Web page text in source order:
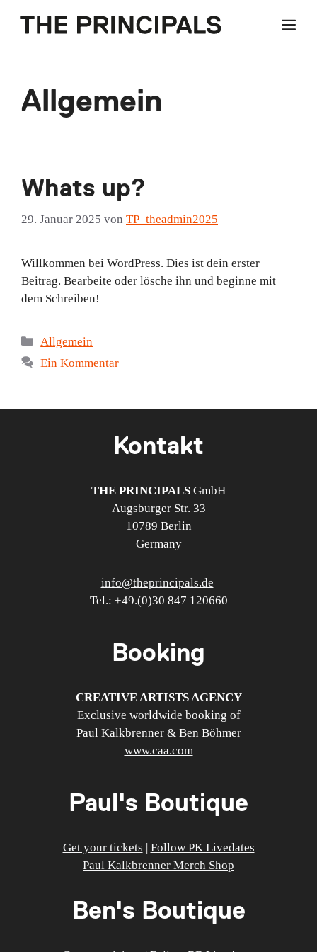
Allgemein
Whats up?
29. Januar 2025 von TP_theadmin2025
Willkommen bei WordPress. Dies ist dein erster
Beitrag. Bearbeite oder lösche ihn und beginne mit
dem Schreiben!
Kategorien
Allgemein
Ein Kommentar
Kontakt
THE PRINCIPALS GmbH
Augsburger Str. 33
10789 Berlin
Germany
info@theprincipals.de
Tel.: +49.(0)30 847 120660
Booking
CREATIVE ARTISTS AGENCY
Exclusive worldwide booking of
Paul Kalkbrenner & Ben Böhmer
www.caa.com
Paul's Boutique
Get your tickets | Follow PK Livedates
Paul Kalkbrenner Merch Shop
Ben's Boutique